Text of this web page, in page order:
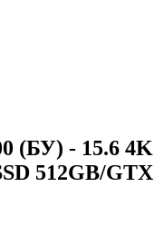
(БУ) - 15.6 4K
512GB/GTX